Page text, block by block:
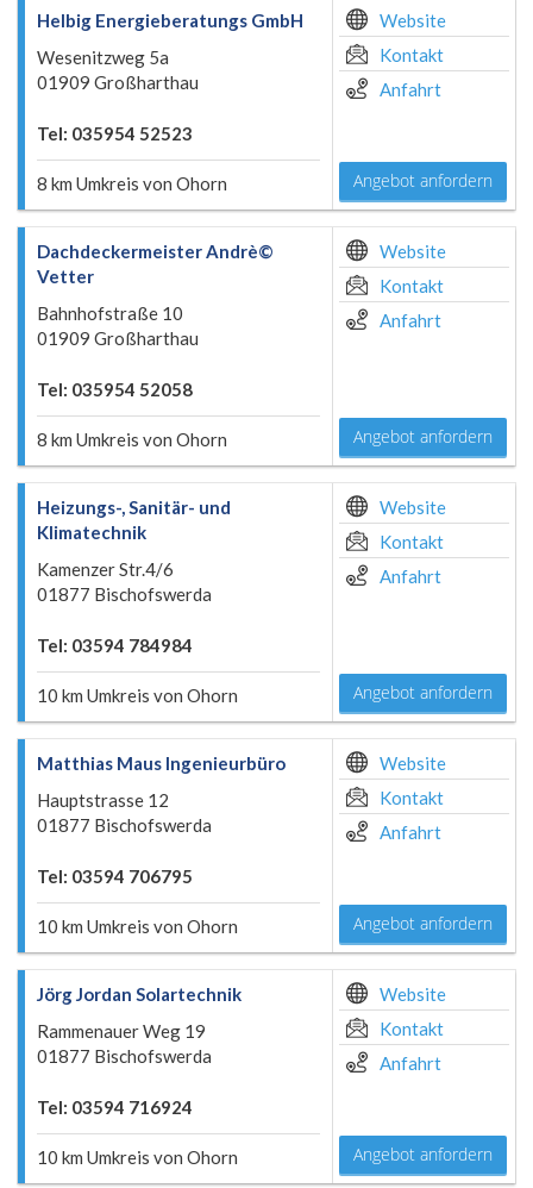
Helbig Energieberatungs GmbH
Wesenitzweg 5a
01909 Großharthau
Tel: 035954 52523
8 km Umkreis von Ohorn
Website
Kontakt
Anfahrt
Angebot anfordern
Dachdeckermeister Andrè©
Vetter
Bahnhofstraße 10
01909 Großharthau
Tel: 035954 52058
8 km Umkreis von Ohorn
Website
Kontakt
Anfahrt
Angebot anfordern
Heizungs-, Sanitär- und
Klimatechnik
Kamenzer Str.4/6
01877 Bischofswerda
Tel: 03594 784984
10 km Umkreis von Ohorn
Website
Kontakt
Anfahrt
Angebot anfordern
Matthias Maus Ingenieurbüro
Hauptstrasse 12
01877 Bischofswerda
Tel: 03594 706795
10 km Umkreis von Ohorn
Website
Kontakt
Anfahrt
Angebot anfordern
Jörg Jordan Solartechnik
Rammenauer Weg 19
01877 Bischofswerda
Tel: 03594 716924
10 km Umkreis von Ohorn
Website
Kontakt
Anfahrt
Angebot anfordern